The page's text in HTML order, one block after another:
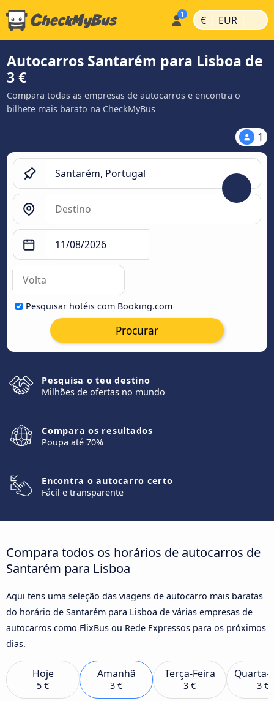
€ | EUR |
Autocarros Santarém para Lisboa de
3 €
Compara todas as empresas de autocarros e encontra o
bilhete mais barato na CheckMyBus
1
Pesquisar hotéis com Booking.com
Procurar
Pesquisa o teu destino
Milhões de ofertas no mundo
Compara os resultados
Poupa até 70%
Encontra o autocarro certo
Fácil e transparente
Compara todos os horários de autocarros de
Santarém para Lisboa
Aqui tens uma seleção das viagens de autocarro mais baratas
do horário de Santarém para Lisboa de várias empresas de
autocarros como FlixBus ou Rede Expressos para os próximos
dias.
Hoje
5 €
Amanhã
3 €
Terça-Feira
3 €
Quarta-
3 €